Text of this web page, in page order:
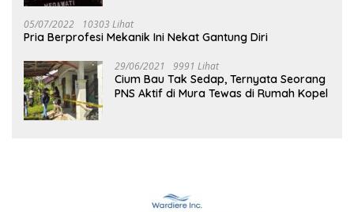
05/07/2022 10303 Lihat
Pria Berprofesi Mekanik Ini Nekat Gantung Diri
29/06/2021 9991 Lihat
Cium Bau Tak Sedap, Ternyata Seorang
PNS Aktif di Mura Tewas di Rumah Kopel